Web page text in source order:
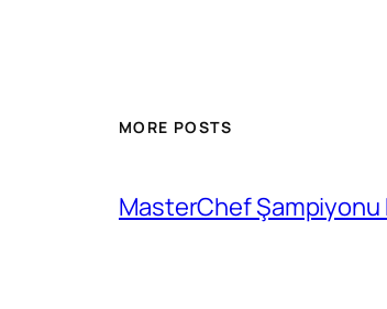
MORE POSTS
MasterChef Şampiyonu